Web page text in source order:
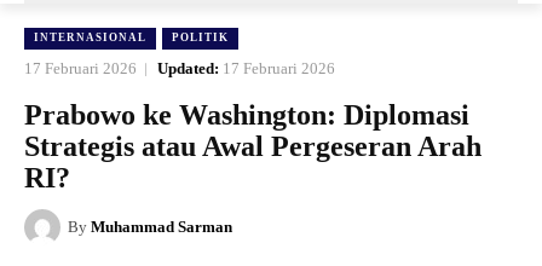
INTERNASIONAL POLITIK
17 Februari 2026 Updated: 17 Februari 2026
Prabowo ke Washington: Diplomasi
Strategis atau Awal Pergeseran Arah
RI?
By Muhammad Sarman